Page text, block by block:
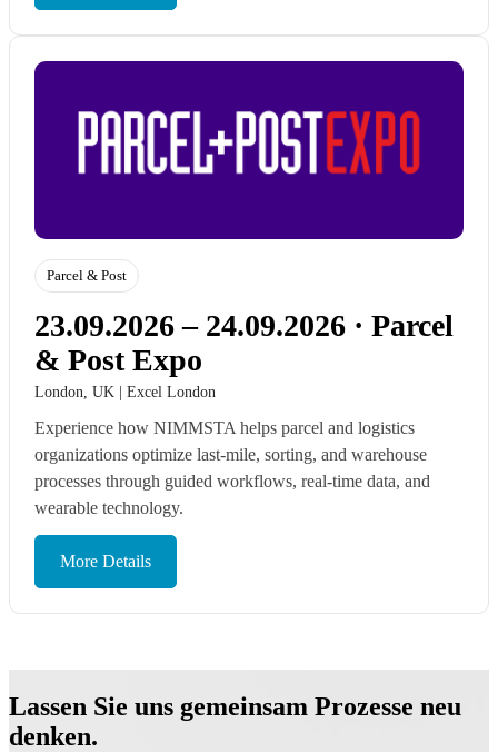
Parcel & Post
23.09.2026 – 24.09.2026 · Parcel
& Post Expo
London, UK | Excel London
Experience how NIMMSTA helps parcel and logistics
organizations optimize last-mile, sorting, and warehouse
processes through guided workflows, real-time data, and
wearable technology.
More Details
Lassen Sie uns gemeinsam Prozesse neu
denken.